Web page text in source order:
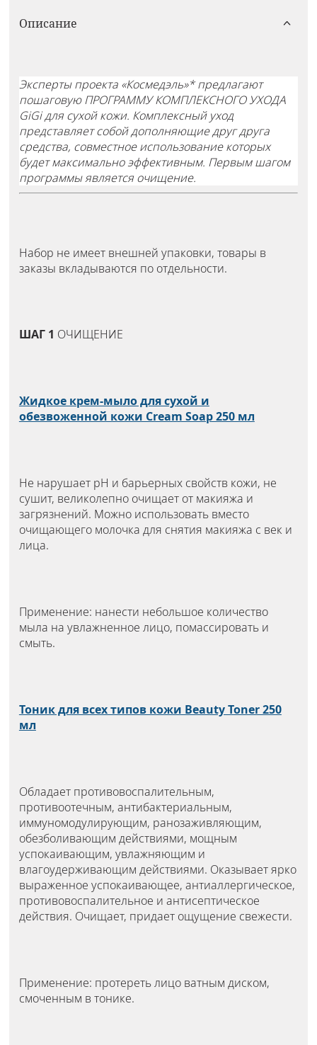
Описание
Эксперты проекта «Космедэль»* предлагают
пошаговую ПРОГРАММУ КОМПЛЕКСНОГО УХОДА
GiGi для сухой кожи. Комплексный уход
представляет собой дополняющие друг друга
средства, совместное использование которых
будет максимально эффективным. Первым шагом
программы является очищение.
Набор не имеет внешней упаковки, товары в
заказы вкладываются по отдельности.
ШАГ 1 ОЧИЩЕНИЕ
Жидкое крем-мыло для сухой и
обезвоженной кожи Cream Soap 250 мл
Не нарушает рН и барьерных свойств кожи, не
сушит, великолепно очищает от макияжа и
загрязнений. Можно использовать вместо
очищающего молочка для снятия макияжа с век и
лица.
Применение: нанести небольшое количество
мыла на увлажненное лицо, помассировать и
смыть.
Тоник для всех типов кожи Beauty Toner 250
мл
Обладает противовоспалительным,
противоотечным, антибактериальным,
иммуномодулирующим, ранозаживляющим,
обезболивающим действиями, мощным
успокаивающим, увлажняющим и
влагоудерживающим действиями. Оказывает ярко
выраженное успокаивающее, антиаллергическое,
противовоспалительное и антисептическое
действия. Очищает, придает ощущение свежести.
Применение: протереть лицо ватным диском,
смоченным в тонике.